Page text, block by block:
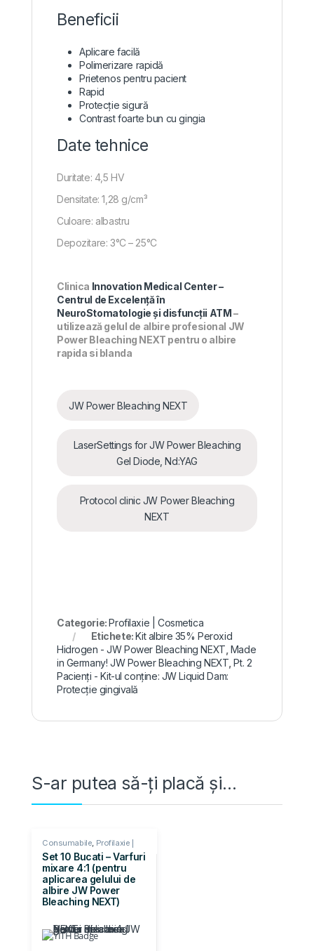
Beneficii
Aplicare facilă
Polimerizare rapidă
Prietenos pentru pacient
Rapid
Protecție sigură
Contrast foarte bun cu gingia
Date tehnice
Duritate: 4,5 HV
Densitate: 1,28 g/cm³
Culoare: albastru
Depozitare: 3°C – 25°C
Clinica Innovation Medical Center –
Centrul de Excelență în
NeuroStomatologie și disfuncții ATM–
utilizează gelul de albire profesional JW
Power Bleaching NEXT pentru o albire
rapida si blanda
JW Power Bleaching NEXT
LaserSettings for JW Power Bleaching
Gel Diode, Nd:YAG
Protocol clinic JW Power Bleaching
NEXT
Categorie:Profilaxie | Cosmetica
Etichete:Kit albire 35% Peroxid
Hidrogen - JW Power Bleaching NEXT Made
in Germany! JW Power Bleaching NEXT ,Pt. 2
Pacienți - Kit-ul conține: JW Liquid Dam:
Protecție gingivală
S-ar putea să-ți placă și…
Consumabile, Profilaxie |
Cosmetica
Set 10 Bucati – Varfuri
mixare 4:1 (pentru
aplicarea gelului de
albire JW Power
Bleaching NEXT)